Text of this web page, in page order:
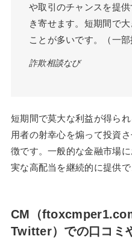
や取引のチャンスを提
き寄せます。短期間で
ことが多いです。（一部
詐欺相談なび
短期間で莫大な利益が得ら
用者の射幸心を煽って投資
徴です。一般的な金融市場
実な高配当を継続的に提供
CM（
Twitter）での口コミ